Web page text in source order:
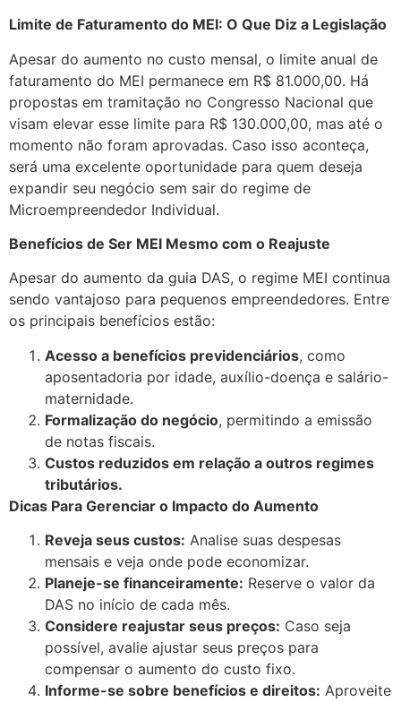
Limite de Faturamento do MEI: O Que Diz a Legislação
Apesar do aumento no custo mensal, o limite anual de
faturamento do MEI permanece em R$ 81.000,00. Há
propostas em tramitação no Congresso Nacional que
visam elevar esse limite para R$ 130.000,00, mas até o
momento não foram aprovadas. Caso isso aconteça,
será uma excelente oportunidade para quem deseja
expandir seu negócio sem sair do regime de
Microempreendedor Individual.
Benefícios de Ser MEI Mesmo com o Reajuste
Apesar do aumento da guia DAS, o regime MEI continua
sendo vantajoso para pequenos empreendedores. Entre
os principais benefícios estão:
Acesso a benefícios previdenciários, como
aposentadoria por idade, auxílio-doença e salário-
maternidade.
Formalização do negócio, permitindo a emissão
de notas fiscais.
Custos reduzidos em relação a outros regimes
tributários.
Dicas Para Gerenciar o Impacto do Aumento
Reveja seus custos: Analise suas despesas
mensais e veja onde pode economizar.
Planeje-se financeiramente: Reserve o valor da
DAS no início de cada mês.
Considere reajustar seus preços: Caso seja
possível, avalie ajustar seus preços para
compensar o aumento do custo fixo.
Informe-se sobre benefícios e direitos: Aproveite